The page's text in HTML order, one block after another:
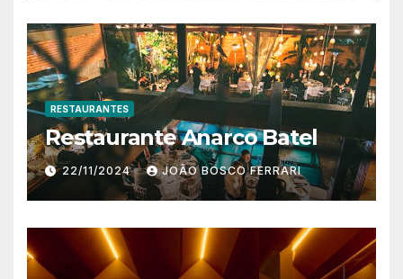
RESTAURANTES
Restaurante Anarco Batel
22/11/2024 JOÃO BOSCO FERRARI